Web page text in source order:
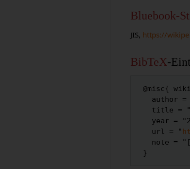
Bluebook-
JIS, https://
BibTeX-
   url = "